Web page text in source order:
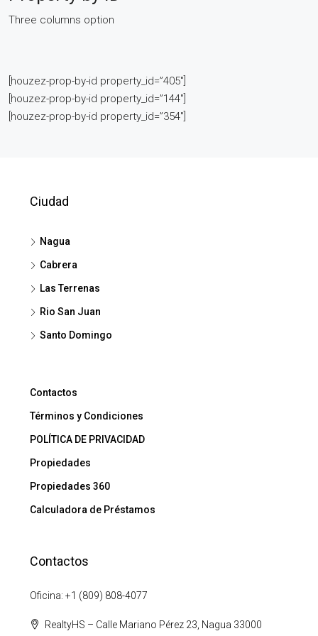
Three columns option
[houzez-prop-by-id property_id=”405″]
[houzez-prop-by-id property_id=”144″]
[houzez-prop-by-id property_id=”354″]
Ciudad
Nagua
Cabrera
Las Terrenas
Rio San Juan
Santo Domingo
Contactos
Términos y Condiciones
POLÍTICA DE PRIVACIDAD
Propiedades
Propiedades 360
Calculadora de Préstamos
Contactos
Oficina: +1 (809) 808-4077
RealtyHS – Calle Mariano Pérez 23, Nagua 33000